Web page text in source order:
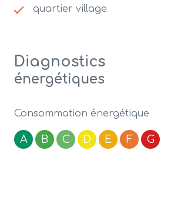
quartier village
Diagnostics
énergétiques
Consommation énergétique
A B C D E F G